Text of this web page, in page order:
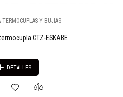
TERMOCUPLAS Y BUJIAS
CTZ-ESKABE
DETALLES